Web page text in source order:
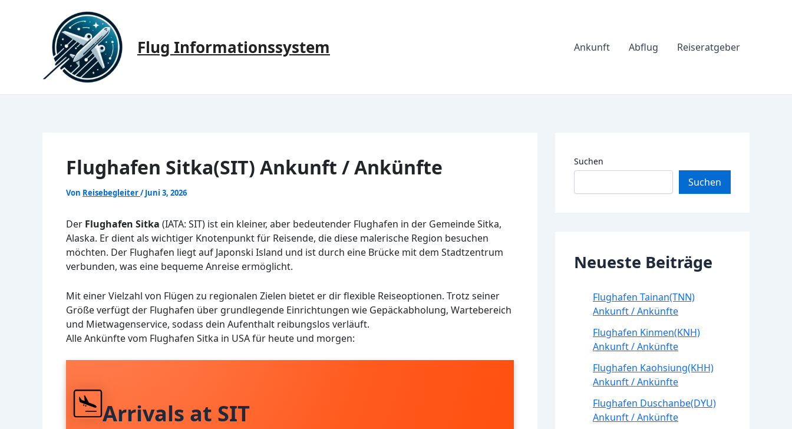
Flug Informationssystem Ankunft Abflug Reiseratgeber
Flughafen Sitka(SIT) Ankunft / Ankünfte
Von Reisebegleiter/Juni 3, 2026
Der Flughafen Sitka (IATA: SIT) ist ein kleiner, aber bedeutender Flughafen in der Gemeinde Sitka,
Alaska. Er dient als wichtiger Knotenpunkt für Reisende, die diese malerische Region besuchen
möchten. Der Flughafen liegt auf Japonski Island und ist durch eine Brücke mit dem Stadtzentrum
verbunden, was eine bequeme Anreise ermöglicht.
Mit einer Vielzahl von Flügen zu regionalen Zielen bietet er dir flexible Reiseoptionen. Trotz seiner
Größe verfügt der Flughafen über grundlegende Einrichtungen wie Gepäckabholung, Wartebereich
und Mietwagenservice, sodass dein Aufenthalt reibungslos verläuft.
Alle Ankünfte vom Flughafen Sitka in USA für heute und morgen:
Arrivals at SIT
Suchen
Suchen
Neueste Beiträge
Flughafen Tainan(TNN)
Ankunft / Ankünfte
Flughafen Kinmen(KNH)
Ankunft / Ankünfte
Flughafen Kaohsiung(KHH)
Ankunft / Ankünfte
Flughafen Duschanbe(DYU)
Ankunft / Ankünfte